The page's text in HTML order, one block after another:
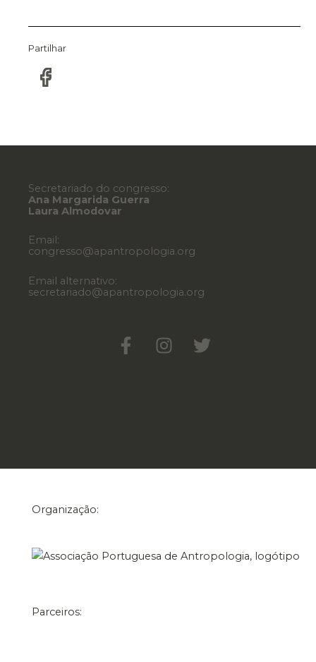
Partilhar
Secretariado do congresso:
Ana Margarida Guerra
Laura Almodovar
Email:
congresso@apantropologia.org
Email alternativo:
secretariado@apantropologia.org
Organização:
Parceiros: